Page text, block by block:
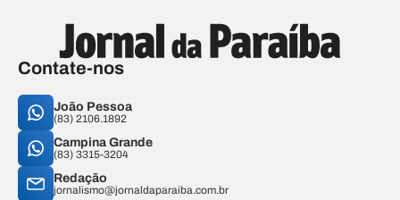
Contate-nos
João Pessoa
(83) 2106.1892
Campina Grande
(83) 3315-3204
Redação
jornalismo@jornaldaparaiba.com.br